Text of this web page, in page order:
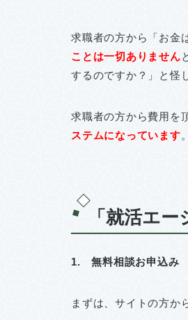
求職者の方から「お金
ことは一切ありません
するのですか？」と怪
求職者の方から費用を
ステムになっています。
「就活エ
1. 無料相談お申込み
まずは、サイトの方か